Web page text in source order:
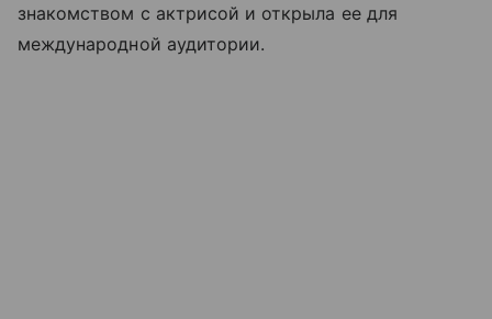
знакомством с актрисой и открыла ее для
международной аудитории.